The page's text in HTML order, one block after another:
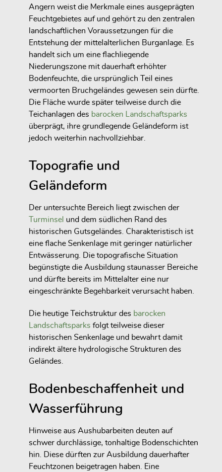
Angern weist die Merkmale eines ausgeprägten
Feuchtgebietes auf und gehört zu den zentralen
landschaftlichen Voraussetzungen für die
Entstehung der mittelalterlichen Burganlage. Es
handelt sich um eine flachliegende
Niederungszone mit dauerhaft erhöhter
Bodenfeuchte, die ursprünglich Teil eines
vermoorten Bruchgeländes gewesen sein dürfte.
Die Fläche wurde später teilweise durch die
Teichanlagen des barocken Landschaftsparks
überprägt, ihre grundlegende Geländeform ist
jedoch weiterhin nachvollziehbar.
Topografie und
Geländeform
Der untersuchte Bereich liegt zwischen der
Turminsel und dem südlichen Rand des
historischen Gutsgeländes. Charakteristisch ist
eine flache Senkenlage mit geringer natürlicher
Entwässerung. Die topografische Situation
begünstigte die Ausbildung staunasser Bereiche
und dürfte bereits im Mittelalter eine nur
eingeschränkte Begehbarkeit verursacht haben.
Die heutige Teichstruktur des barocken
Landschaftsparks folgt teilweise dieser
historischen Senkenlage und bewahrt damit
indirekt ältere hydrologische Strukturen des
Geländes.
Bodenbeschaffenheit und
Wasserführung
Hinweise aus Aushubarbeiten deuten auf
schwer durchlässige, tonhaltige Bodenschichten
hin. Diese dürften zur Ausbildung dauerhafter
Feuchtzonen beigetragen haben. Eine